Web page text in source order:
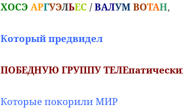
ХОСЭ АРГУЭЛЬЕС /ВАЛУМ ВОТАН,
Который предвидел
ПОБЕДНУЮ ГРУППУ
Которые покорили МИР